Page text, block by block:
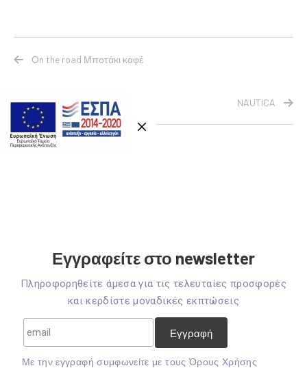
Οn the road Μποτάκι καφέ
NAUTICA
Εγγραφείτε στο newsletter
Πληροφορηθείτε άμεσα για τις τελευταίες προσφορές
και κερδίστε μοναδικές εκπτώσεις
Mε την εγγραφή συμφωνείτε με τουςΌρους Χρήσης